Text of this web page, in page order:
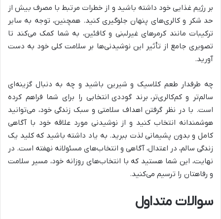
بر رژیم غذایی خود داشته باشید و از خطرات مرتبط با مصرف بیش از
حد شکر و کالری‌های پنهان جلوگیری کنید. همچنین، توجه به سایر
ترکیبات مانند کرمرهای غیرلبنی و کافئین، به شما کمک می‌کند تا
تصویری جامع از تأثیر این نوشیدنی‌ها بر سلامت کلی خود به دست
آورید.
چه طرفدار طعم کلاسیک و شیرین باشید و چه به دنبال گزینه‌ای
سالم‌تر و کم‌کالری‌تر، برند گوددی انتخابی را برای شما فراهم کرده
است. با در نظر گرفتن اهداف سلامتی و سبک زندگی خود، می‌توانید
هوشمندانه انتخاب کنید و از نوشیدنی مورد علاقه خود با آگاهی
کامل و بدون پشیمانی لذت ببرید. به یاد داشته باشید که کلید یک
زندگی سالم، در اعتدال، آگاهی و انتخاب‌های مسئولانه نهفته است. در
نهایت، این شما هستید که با انتخاب‌های روزانه خود، مسیر سلامت
و رفاهتان را ترسیم می‌کنید.
سوالات متداول